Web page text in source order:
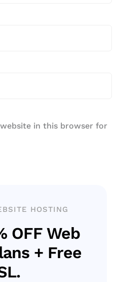
website in this browser for
HOSTING
OFF Web
+ Free